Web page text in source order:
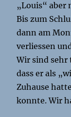
„Louis“ aber
Bis zum
dann am
verliessen
Wir sind sehr
dass er als
Zuhause
konnte. Wir